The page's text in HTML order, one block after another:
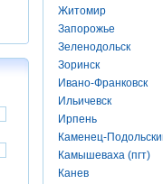
Житомир
Запорожье
Зеленодольск
Зоринск
Ивано-Франковск
Ильичевск
Ирпень
Каменец-
Камышеваха (пгт)
Канев